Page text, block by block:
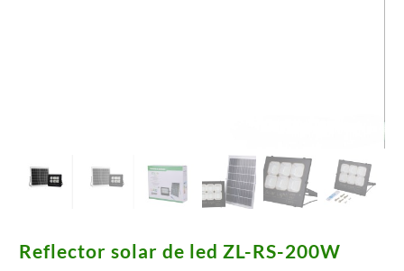
Reflector solar de led ZL-RS-200W